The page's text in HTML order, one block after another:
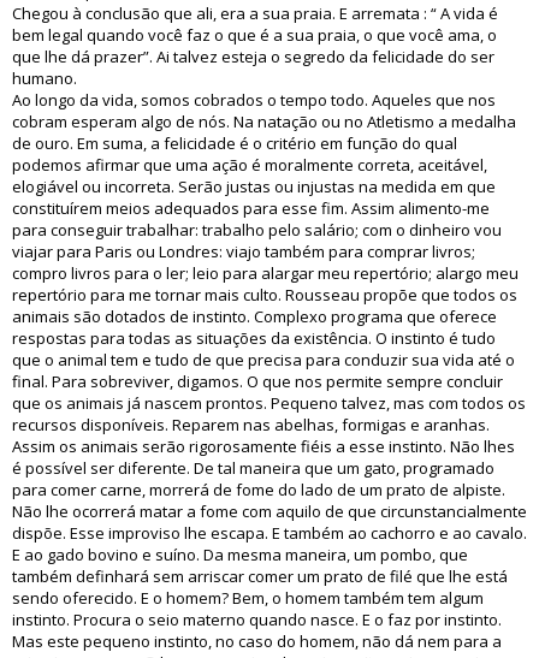
Chegou à conclusão que ali, era a sua praia. E arremata : “ A vida é
bem legal quando você faz o que é a sua praia, o que você ama, o
que lhe dá prazer”. Ai talvez esteja o segredo da felicidade do ser
humano.
Ao longo da vida, somos cobrados o tempo todo. Aqueles que nos
cobram esperam algo de nós. Na natação ou no Atletismo a medalha
de ouro. Em suma, a felicidade é o critério em função do qual
podemos afirmar que uma ação é moralmente correta, aceitável,
elogiável ou incorreta. Serão justas ou injustas na medida em que
constituírem meios adequados para esse fim. Assim alimento-me
para conseguir trabalhar: trabalho pelo salário; com o dinheiro vou
viajar para Paris ou Londres: viajo também para comprar livros;
compro livros para o ler; leio para alargar meu repertório; alargo meu
repertório para me tornar mais culto. Rousseau propõe que todos os
animais são dotados de instinto. Complexo programa que oferece
respostas para todas as situações da existência. O instinto é tudo
que o animal tem e tudo de que precisa para conduzir sua vida até o
final. Para sobreviver, digamos. O que nos permite sempre concluir
que os animais já nascem prontos. Pequeno talvez, mas com todos os
recursos disponíveis. Reparem nas abelhas, formigas e aranhas.
Assim os animais serão rigorosamente fiéis a esse instinto. Não lhes
é possível ser diferente. De tal maneira que um gato, programado
para comer carne, morrerá de fome do lado de um prato de alpiste.
Não lhe ocorrerá matar a fome com aquilo de que circunstancialmente
dispõe. Esse improviso lhe escapa. E também ao cachorro e ao cavalo.
E ao gado bovino e suíno. Da mesma maneira, um pombo, que
também definhará sem arriscar comer um prato de filé que lhe está
sendo oferecido. E o homem? Bem, o homem também tem algum
instinto. Procura o seio materno quando nasce. E o faz por instinto.
Mas este pequeno instinto, no caso do homem, não dá nem para a